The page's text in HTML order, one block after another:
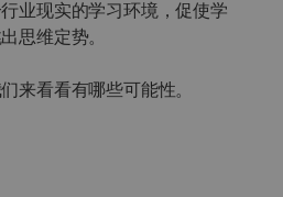
业现实的学习环境，促使学
思维定势。
来看看有哪些可能性。